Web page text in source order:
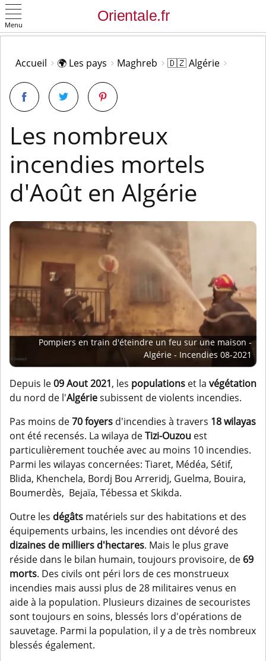
Menu
Accueil 🌍 Les pays Maghreb 🇩🇿 Algérie
Les nombreux
incendies mortels
d'Août en Algérie
Pompiers en train d'éteindre un feu sur une maison -
Algérie - Incendies 08-2021
Depuis le09 Aout 2021, les populations et la végétation
du nord de l'Algériesubissent de violents incendies.
Pas moins de70 foyers d'incendies à travers 18 wilayas
ont été recensés. La wilaya deTizi-Ouzou est
particulièrement touchée avec au moins 10 incendies.
Parmi les wilayas concernées: Tiaret, Médéa, Sétif,
Blida, Khenchela, Bordj Bou Arreridj, Guelma, Bouira,
Boumerdès, Bejaïa, Tébessa et Skikda.
Outre les dégâts matériels sur des habitations et des
équipements urbains, les incendies ont dévoré des
dizaines de milliers d'hectares. Mais le plus grave
réside dans le bilan humain, toujours provisoire, de 69
morts. Des civils ont péri lors de ces monstrueux
incendies mais aussi plus de 28 militaires venus en
aide à la population. Plusieurs dizaines de secouristes
sont toujours en soins, blessés lors d'opérations de
sauvetage. Parmi la population, il y a de très nombreux
blessés également.